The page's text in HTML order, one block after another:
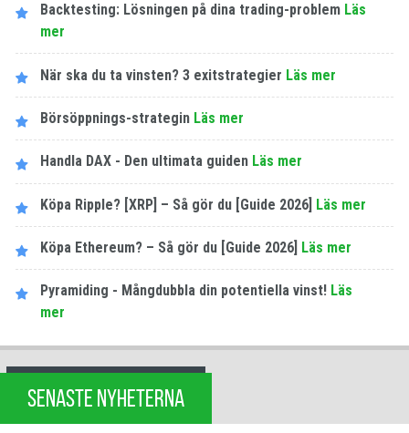
Backtesting: Lösningen på dina trading-problem Läs
mer
När ska du ta vinsten? 3 exitstrategier Läs mer
Börsöppnings-strategin Läs mer
Handla DAX - Den ultimata guiden Läs mer
Köpa Ripple? [XRP] – Så gör du [Guide 2026] Läs mer
Köpa Ethereum? – Så gör du [Guide 2026] Läs mer
Pyramiding - Mångdubbla din potentiella vinst! Läs
mer
SENASTE NYHETERNA